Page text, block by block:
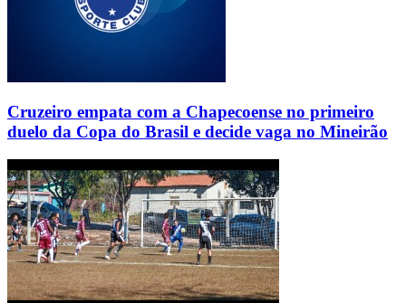
Cruzeiro empata com a Chapecoense no primeiro
duelo da Copa do Brasil e decide vaga no Mineirão